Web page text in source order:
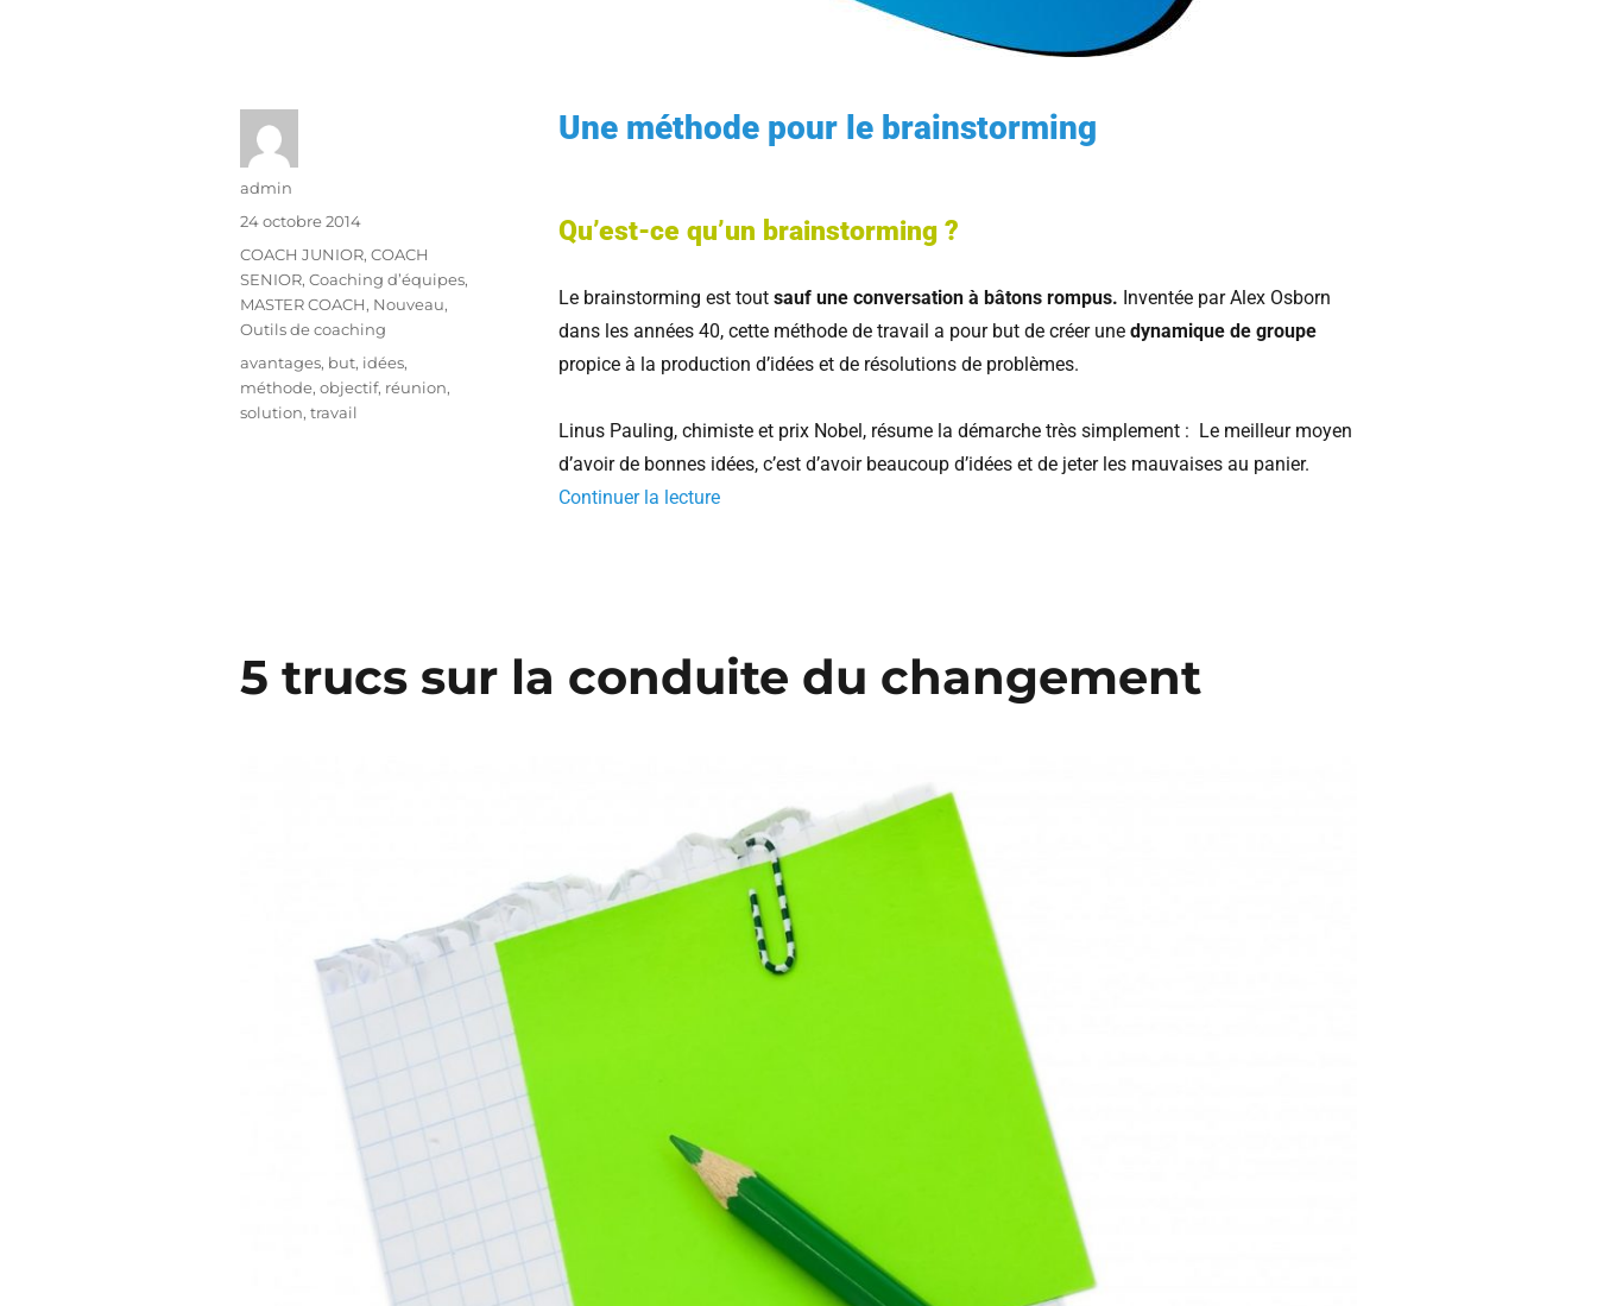
Une méthode pour le brainstorming
Qu’est-ce qu’un brainstorming ?
Le brainstorming est toutsauf une conversation à bâtons rompus. Inventée par Alex Osborn
dans les années 40, cette méthode de travail a pour but de créer une dynamique de groupe
propice à la production d’idées et de résolutions de problèmes.
Linus Pauling, chimiste et prix Nobel, résume la démarche très simplement : Le meilleur moyen
d’avoir de bonnes idées, c’est d’avoir beaucoup d’idées et de jeter les mauvaises au panier.
Continuer la lecture
admin
24 octobre 2014
COACH JUNIOR, COACH
SENIOR, Coaching d’équipes,
MASTER COACH, Nouveau,
Outils de coaching
avantages, but, idées,
méthode, objectif, réunion,
solution, travail
5 trucs sur la conduite du changement